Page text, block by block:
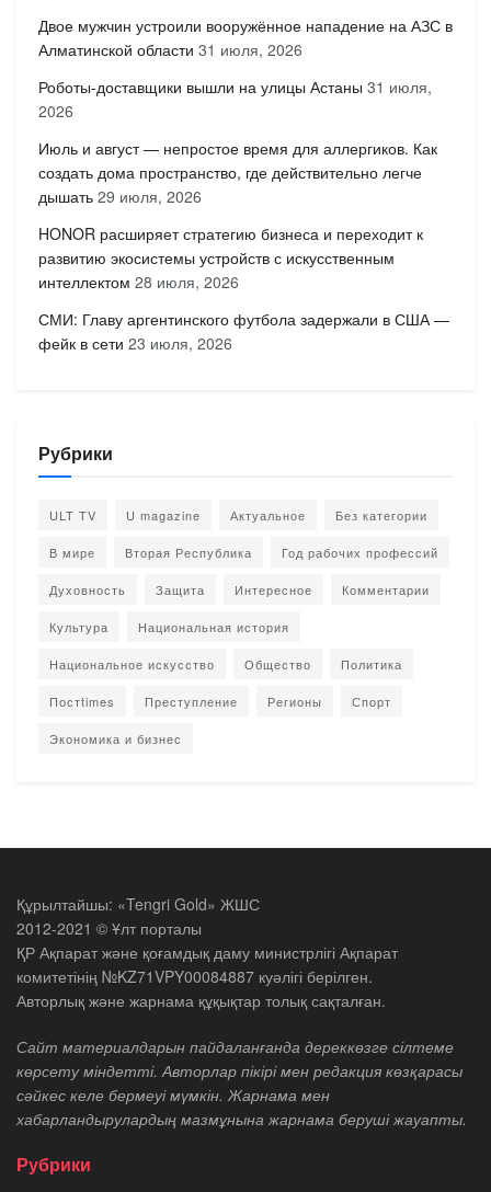
Двое мужчин устроили вооружённое нападение на АЗС в
Алматинской области 31 июля, 2026
Роботы-доставщики вышли на улицы Астаны 31 июля,
2026
Июль и август — непростое время для аллергиков. Как
создать дома пространство, где действительно легче
дышать 29 июля, 2026
HONOR расширяет стратегию бизнеса и переходит к
развитию экосистемы устройств с искусственным
интеллектом 28 июля, 2026
СМИ: Главу аргентинского футбола задержали в США —
фейк в сети 23 июля, 2026
Рубрики
ULT TV U magazine Актуальное Без категории
В мире Вторая Республика Год рабочих профессий
Духовность Защита Интересное Комментарии
Культура Национальная история
Национальное искусство Общество Политика
Постtimes Преступление Регионы Спорт
Экономика и бизнес
Құрылтайшы: «Tengri Gold» ЖШС
2012-2021 © Ұлт порталы
ҚР Ақпарат және қоғамдық даму министрлігі Ақпарат
комитетінің №KZ71VPY00084887 куәлігі берілген.
Авторлық және жарнама құқықтар толық сақталған.
Сайт материалдарын пайдаланғанда дереккөзге сілтеме
көрсету міндетті. Авторлар пікірі мен редакция көзқарасы
сәйкес келе бермеуі мүмкін. Жарнама мен
хабарландырулардың мазмұнына жарнама беруші жауапты.
Рубрики